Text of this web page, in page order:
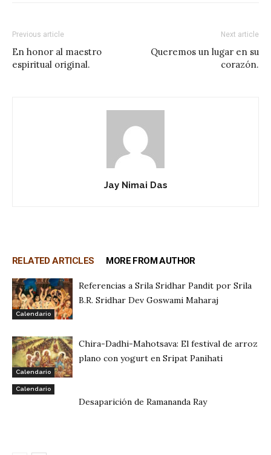
Previous article
En honor al maestro
espiritual original.
Next article
Queremos un lugar en su
corazón.
Jay Nimai Das
RELATED ARTICLES MORE FROM AUTHOR
Calendario
Referencias a Srila Sridhar Pandit por Srila
B.R. Sridhar Dev Goswami Maharaj
Calendario
Chira-Dadhi-Mahotsava: El festival de arroz
plano con yogurt en Sripat Panihati
Calendario
Desaparición de Ramananda Ray